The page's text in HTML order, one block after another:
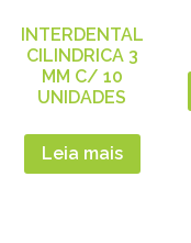
INTERDENTAL
CILINDRICA 3
MM C/ 10
UNIDADES
Leia mais